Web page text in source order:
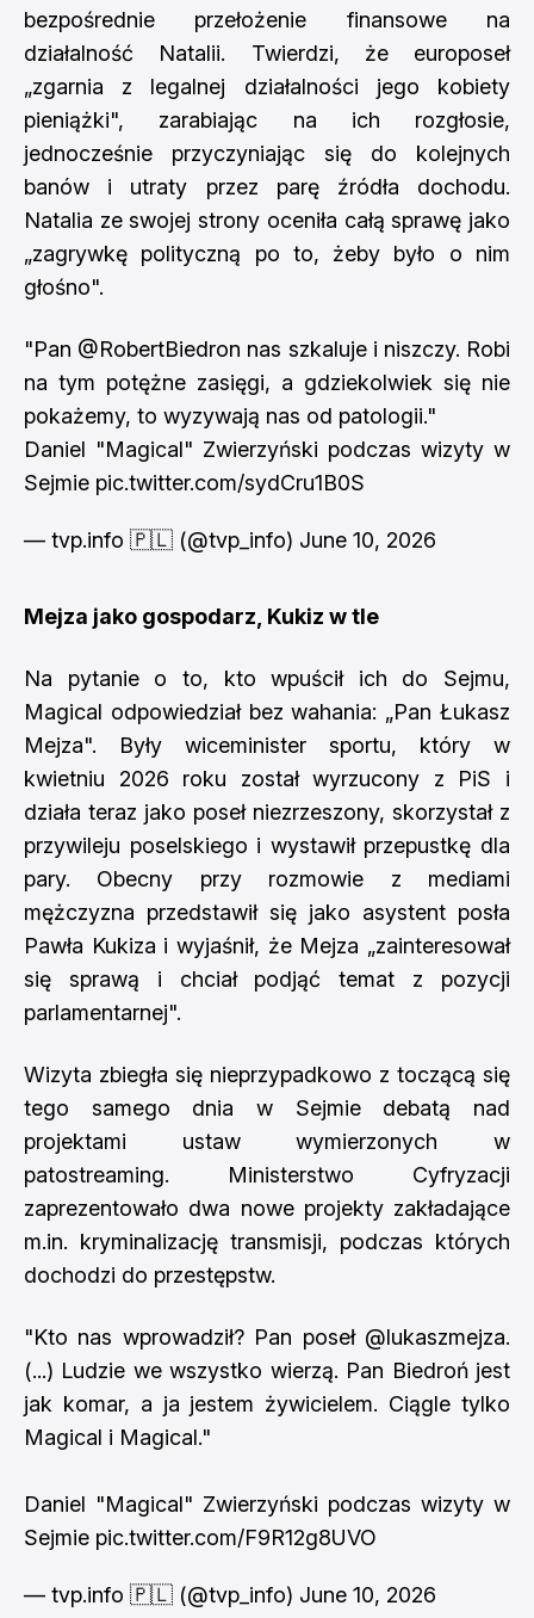
bezpośrednie przełożenie finansowe na
działalność Natalii. Twierdzi, że europoseł
„zgarnia z legalnej działalności jego kobiety
pieniążki", zarabiając na ich rozgłosie,
jednocześnie przyczyniając się do kolejnych
banów i utraty przez parę źródła dochodu.
Natalia ze swojej strony oceniła całą sprawę jako
„zagrywkę polityczną po to, żeby było o nim
głośno".
"Pan @RobertBiedron nas szkaluje i niszczy. Robi
na tym potężne zasięgi, a gdziekolwiek się nie
pokażemy, to wyzywają nas od patologii."
Daniel "Magical" Zwierzyński podczas wizyty w
Sejmie pic.twitter.com/sydCru1B0S
— tvp.info 🇵🇱 (@tvp_info) June 10, 2026
Mejza jako gospodarz, Kukiz w tle
Na pytanie o to, kto wpuścił ich do Sejmu,
Magical odpowiedział bez wahania: „Pan Łukasz
Mejza". Były wiceminister sportu, który w
kwietniu 2026 roku został wyrzucony z PiS i
działa teraz jako poseł niezrzeszony, skorzystał z
przywileju poselskiego i wystawił przepustkę dla
pary. Obecny przy rozmowie z mediami
mężczyzna przedstawił się jako asystent posła
Pawła Kukiza i wyjaśnił, że Mejza „zainteresował
się sprawą i chciał podjąć temat z pozycji
parlamentarnej".
Wizyta zbiegła się nieprzypadkowo z toczącą się
tego samego dnia w Sejmie debatą nad
projektami ustaw wymierzonych w
patostreaming. Ministerstwo Cyfryzacji
zaprezentowało dwa nowe projekty zakładające
m.in. kryminalizację transmisji, podczas których
dochodzi do przestępstw.
"Kto nas wprowadził? Pan poseł @lukaszmejza.
(...) Ludzie we wszystko wierzą. Pan Biedroń jest
jak komar, a ja jestem żywicielem. Ciągle tylko
Magical i Magical."
Daniel "Magical" Zwierzyński podczas wizyty w
Sejmie pic.twitter.com/F9R12g8UVO
— tvp.info 🇵🇱 (@tvp_info) June 10, 2026